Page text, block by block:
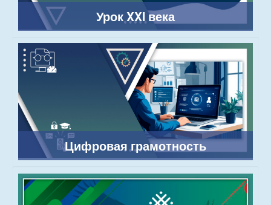
Урок XXI века
Цифровая грамотность